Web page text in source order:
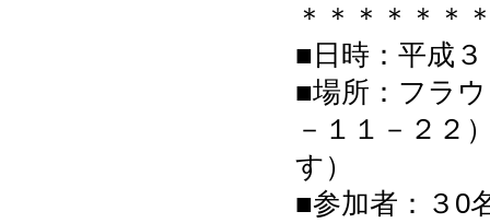
＊＊＊＊＊＊
■日時：平成
■場所：フラ
－１１－２２
す）
■参加者：３